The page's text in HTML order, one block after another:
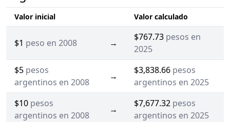
Valor inicial Valor calculado
$1 peso en 2008 →
$767.73 pesos en
2025
$5 pesos
argentinos en 2008
→
$3,838.66 pesos
argentinos en 2025
$10 pesos
argentinos en 2008
→
$7,677.32 pesos
argentinos en 2025